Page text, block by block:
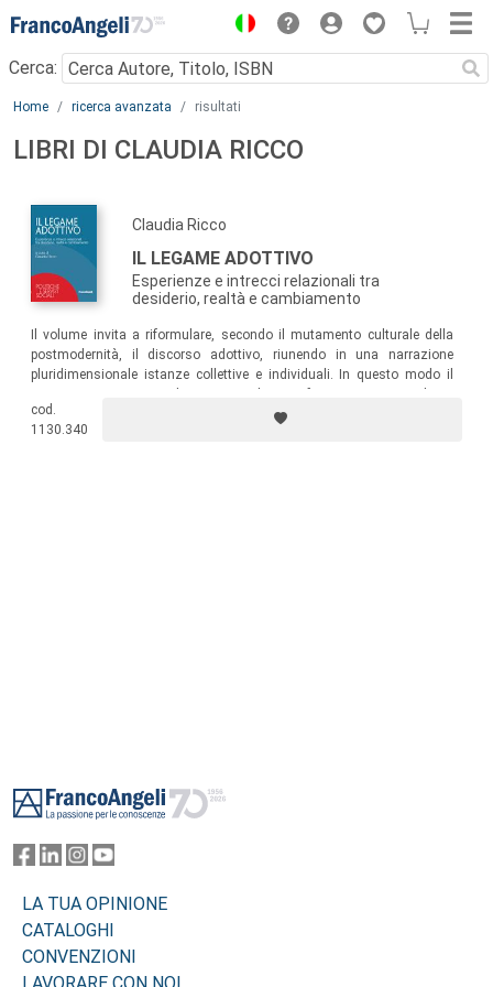
Menu
Cerca:
Main content
Home ricerca avanzata risultati
LIBRI DI CLAUDIA RICCO
Claudia Ricco
IL LEGAME ADOTTIVO
Esperienze e intrecci relazionali tra
desiderio, realtà e cambiamento
Il volume invita a riformulare, secondo il mutamento culturale della
postmodernità, il discorso adottivo, riunendo in una narrazione
pluridimensionale istanze collettive e individuali. In questo modo il
semplici neofiti, per una lettura meditata, capace di apprezzare la
ricchezza e la profondità dell’esperienza umana contenuta nel
cod.
1130.340
LA TUA OPINIONE
CATALOGHI
CONVENZIONI